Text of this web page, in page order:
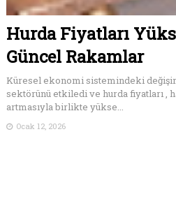
Hurda Fiyatları
Güncel Rakamlar
Küresel ekonomi sistemindeki
sektörünü etkiledi ve hurda fiyatları ,
artmasıyla birlikte yükse...
Ocak 12, 2026